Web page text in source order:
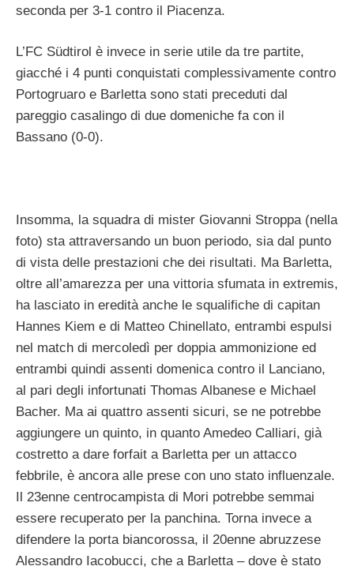
seconda per 3-1 contro il Piacenza.
L’FC Südtirol è invece in serie utile da tre partite,
giacché i 4 punti conquistati complessivamente contro
Portogruaro e Barletta sono stati preceduti dal
pareggio casalingo di due domeniche fa con il
Bassano (0-0).
Insomma, la squadra di mister Giovanni Stroppa (nella
foto) sta attraversando un buon periodo, sia dal punto
di vista delle prestazioni che dei risultati. Ma Barletta,
oltre all’amarezza per una vittoria sfumata in extremis,
ha lasciato in eredità anche le squalifiche di capitan
Hannes Kiem e di Matteo Chinellato, entrambi espulsi
nel match di mercoledì per doppia ammonizione ed
entrambi quindi assenti domenica contro il Lanciano,
al pari degli infortunati Thomas Albanese e Michael
Bacher. Ma ai quattro assenti sicuri, se ne potrebbe
aggiungere un quinto, in quanto Amedeo Calliari, già
costretto a dare forfait a Barletta per un attacco
febbrile, è ancora alle prese con uno stato influenzale.
Il 23enne centrocampista di Mori potrebbe semmai
essere recuperato per la panchina. Torna invece a
difendere la porta biancorossa, il 20enne abruzzese
Alessandro Iacobucci, che a Barletta – dove è stato